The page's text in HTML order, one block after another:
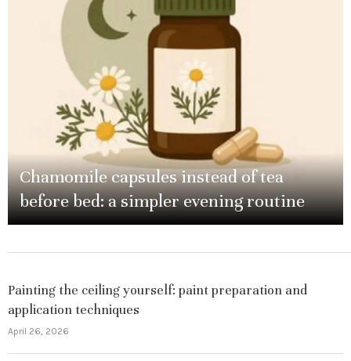
Chamomile capsules instead of tea
before bed: a simpler evening routine
Painting the ceiling yourself: paint preparation and
application techniques
April 26, 2026